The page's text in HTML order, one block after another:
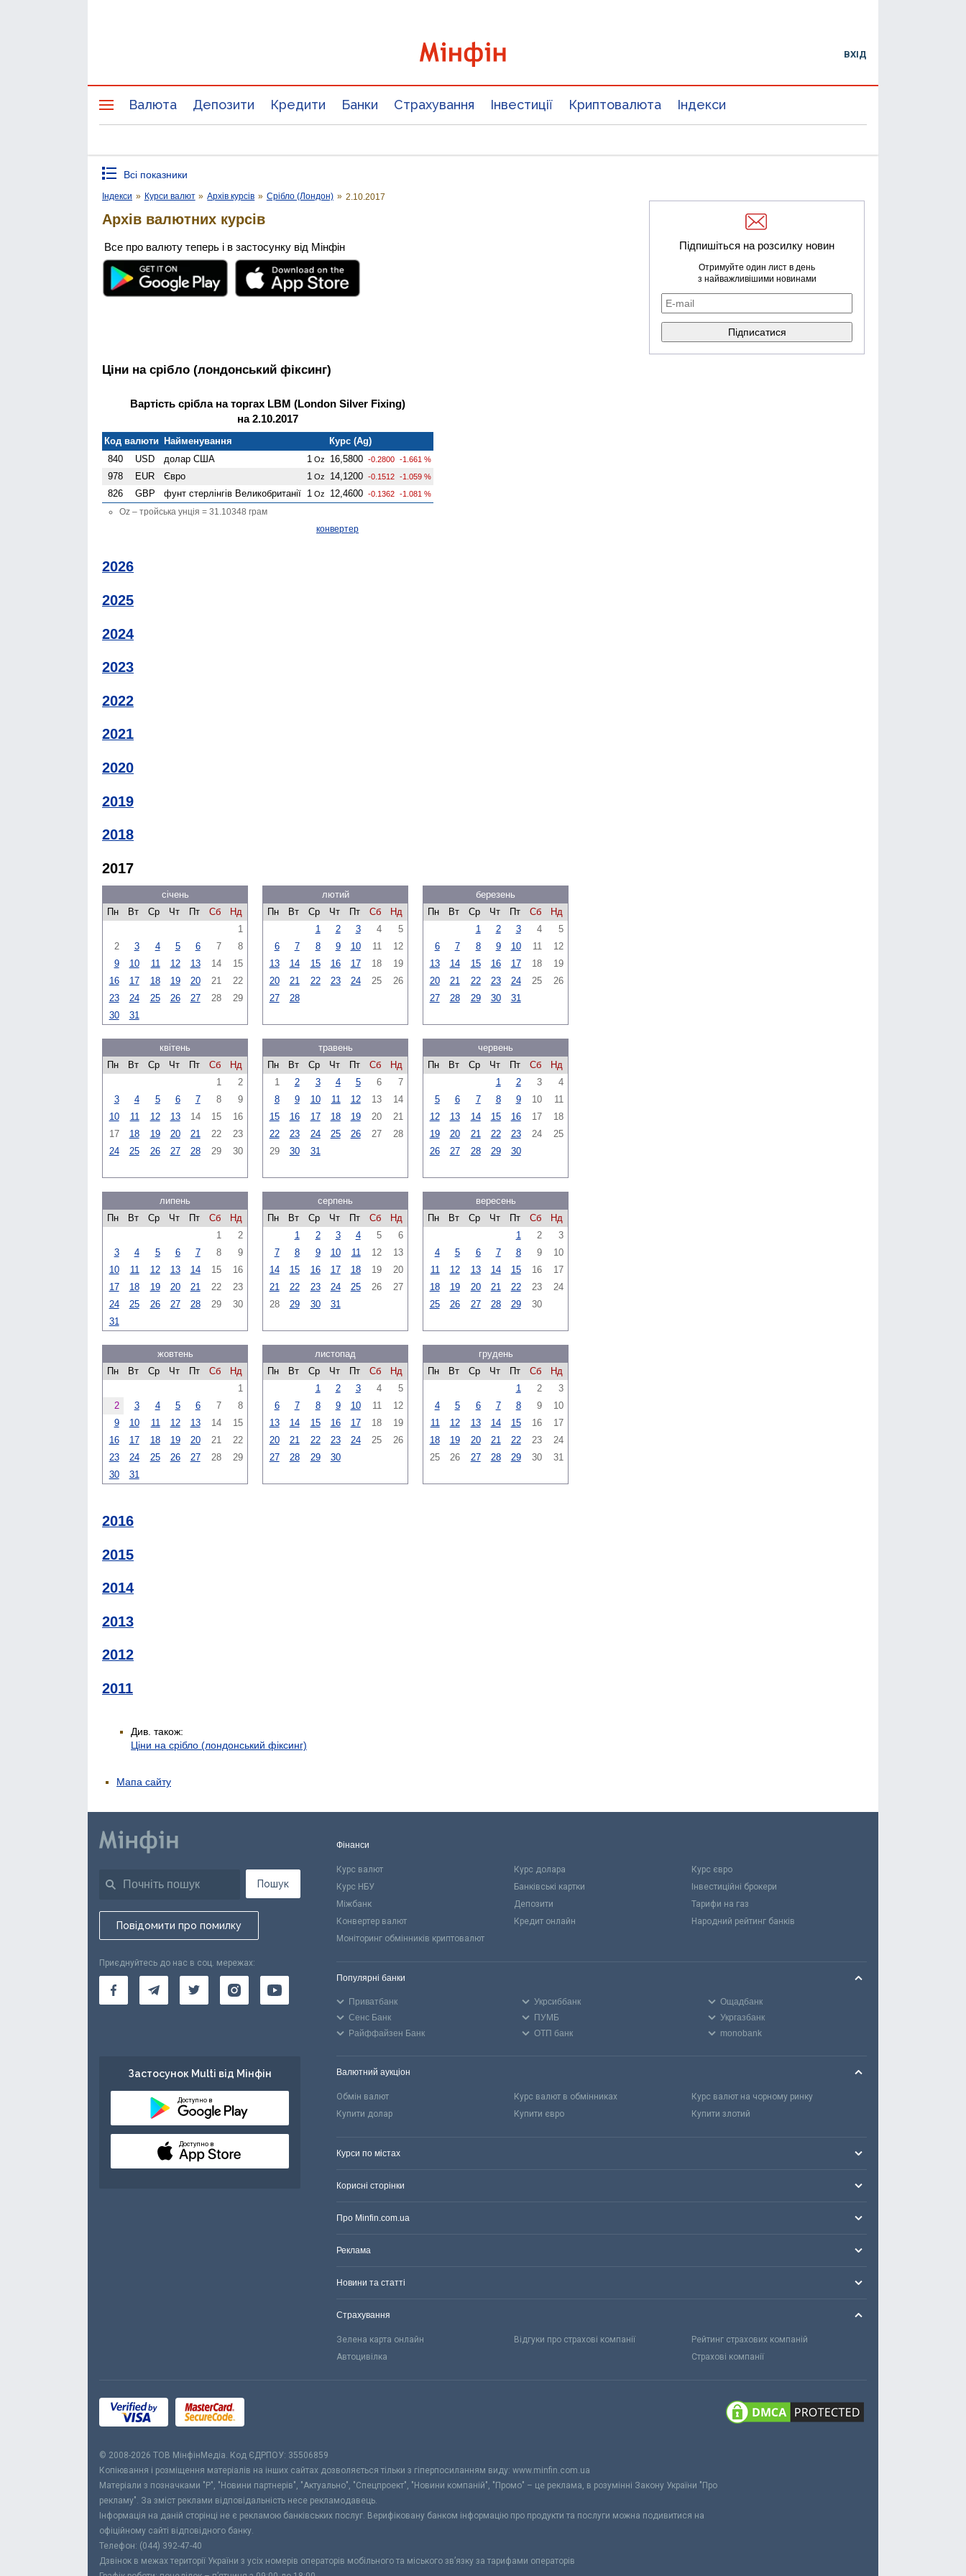
ВХІД
Валюта Депозити Кредити Банки Страхування Інвестиції Криптовалюта Індекси
Всі показники
Індекси » Курси валют » Архів курсів » Срібло (Лондон) » 2.10.2017
Архів валютних курсів
Все про валюту теперь і в застосунку від Мінфін
Ціни на срібло (лондонський фіксинг)
Вартість срібла на торгах LBM (London Silver Fixing)
на 2.10.2017
Код валюти Найменування
Курс (Ag)
840
USD долар США 1 Oz 16,5800 -0.2800 -1.661 %
978 EUR Євро 1 Oz 14,1200 -0.1512 -1.059 %
826 GBP фунт стерлінгів Велико­британії 1 Oz 12,4600 -0.1362 -1.081 %
Oz – тройська унція = 31.10348 грам
конвертер
2026
2025
2024
2023
2022
2021
2020
2019
2018
2017
січень
Пн
Вт Ср Чт Пт Сб
Нд
1
2
3 4 5 6 7
8
9
10 11 12 13 14
15
16
17 18 19 20 21
22
23
24 25 26 27 28
29
30
31
лютий
Пн
Вт Ср Чт Пт Сб
Нд
1
2 3 4
5
6
7 8 9 10 11
12
13
14 15 16 17 18
19
20
21 22 23 24 25
26
27
28
березень
Пн
Вт Ср Чт Пт Сб
Нд
1
2 3 4
5
6
7 8 9 10 11
12
13
14 15 16 17 18
19
20
21 22 23 24 25
26
27
28 29 30 31
квітень
Пн
Вт Ср Чт Пт Сб
Нд
1
2
3
4 5 6 7 8
9
10
11 12 13 14 15
16
17
18 19 20 21 22
23
24
25 26 27 28 29 30
травень
Пн
Вт Ср Чт Пт Сб
Нд
1
2 3 4 5 6
7
8
9 10 11 12 13
14
15
16 17 18 19 20
21
22
23 24 25 26 27
28
29
30 31
червень
Пн
Вт Ср Чт Пт Сб
Нд
1
2 3
4
5
6 7 8 9 10
11
12
13 14 15 16 17
18
19
20 21 22 23 24
25
26
27 28 29 30
липень
Пн
Вт Ср Чт Пт Сб
Нд
1
2
3
4 5 6 7 8
9
10
11 12 13 14 15
16
17
18 19 20 21 22
23
24
25 26 27 28 29
30
31
серпень
Пн
Вт Ср Чт Пт Сб
Нд
1
2 3 4 5
6
7
8 9 10 11 12
13
14
15 16 17 18 19
20
21
22 23 24 25 26
27
28
29 30 31
вересень
Пн
Вт Ср Чт Пт Сб
Нд
1
2
3
4
5 6 7 8 9
10
11
12 13 14 15 16
17
18
19 20 21 22 23
24
25
26 27 28 29 30
жовтень
Пн
Вт Ср Чт Пт Сб
Нд
1
2
3 4 5 6 7
8
9
10 11 12 13 14
15
16
17 18 19 20 21
22
23
24 25 26 27 28
29
30
31
листопад
Пн
Вт Ср Чт Пт Сб
Нд
1
2 3 4
5
6
7 8 9 10 11
12
13
14 15 16 17 18
19
20
21 22 23 24 25
26
27
28 29 30
грудень
Пн
Вт Ср Чт Пт Сб
Нд
1
2
3
4
5 6 7 8 9
10
11
12 13 14 15 16
17
18
19 20 21 22 23
24
25
26 27 28 29 30 31
2016
2015
2014
2013
2012
2011
Див. також:
Ціни на срібло (лондонський фіксинг)
Підпишіться на розсилку новин
Отримуйте один лист в день
з найважливішими новинами
Мапа сайту
Пошук
Повідомити про помилку
Приєднуйтесь до нас в соц. мережах:
Застосунок Multi від Мінфін
Доступно в
Доступно в
Фінанси
Курс валют Курс долара
Курс євро
Курс НБУ
Банківські картки
Інвестиційні брокери
Міжбанк
Депозити
Тарифи на газ
Конвертер валют
Кредит онлайн
Народний рейтинг банків
Моніторинг обмінників криптовалют
Популярні банки
Приватбанк Укрсиббанк
Ощадбанк
Сенс Банк
ПУМБ
Укргазбанк
Райффайзен Банк
ОТП банк monobank
Валютний аукціон
Обмін валют Курс валют в обмінниках
Курс валют на чорному ринку
Купити долар
Купити євро Купити злотий
Курси по містах
Корисні сторінки
Про Minfin.com.ua
Реклама
Новини та статті
Страхування
Зелена карта онлайн Відгуки про страхові компанії
Рейтинг страхових компаній
Автоцивілка
Страхові компанії
© 2008-2026 ТОВ МiнфiнМедiа. Код ЄДРПОУ: 35506859
Копіювання і розміщення матеріалів на інших сайтах дозволяється тільки з гіперпосиланням виду: www.minfin.com.ua
Матеріали з позначками "Р", "Новини партнерів", "Актуально", "Спецпроект", "Новини компаній", "Промо" – це реклама, в розумінні Закону України "Про
рекламу". За зміст реклами відповідальність несе рекламодавець.
Інформація на даній сторінці не є рекламою банківських послуг. Верифіковану банком інформацію про продукти та послуги можна подивитися на
офіційному сайті відповідного банку.
Телефон: (044) 392-47-40
Дзвінок в межах території України з усіх номерів операторів мобільного та міського зв’язку за тарифами операторів